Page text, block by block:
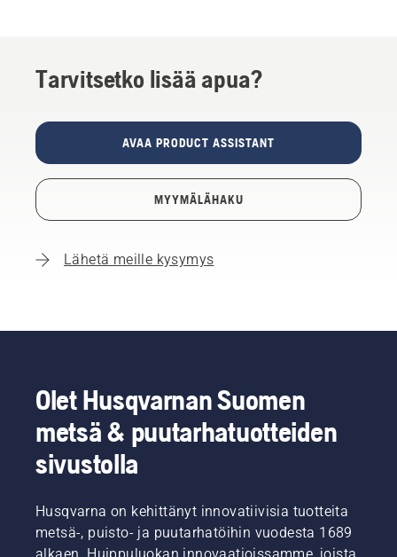
Tarvitsetko lisää apua?
AVAA PRODUCT ASSISTANT
MYYMÄLÄHAKU
Lähetä meille kysymys
Olet Husqvarnan Suomen
metsä & puutarhatuotteiden
sivustolla
Husqvarna on kehittänyt innovatiivisia tuotteita
metsä-, puisto- ja puutarhatöihin vuodesta 1689